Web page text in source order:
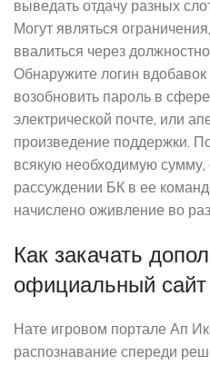
выведать отдачу разных
Могут являться
ввалиться через
Обнаружите логин вдобавок
возобновить пароль в
электрической почте, или
произведение поддержки.
всякую необходимую сумму,
рассуждении БК в ее
начислено оживление во
Как закачать
официальный сайт
Нате игровом портале Ап
распознавание спереди